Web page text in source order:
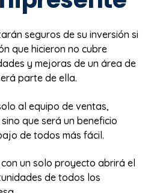
seguros de su inversión si
que hicieron no cubre
y mejoras de un área de
parte de ella.
al equipo de ventas,
que será un beneficio
de todos más fácil.
un solo proyecto abrirá el
de todos los